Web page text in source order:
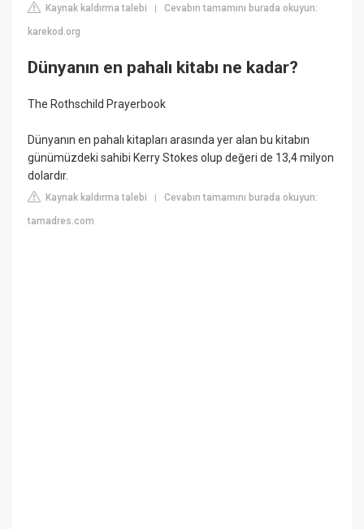
Kaynak kaldırma talebi |Cevabın tamamını burada okuyun:
karekod.org
Dünyanın en pahalı kitabı ne kadar?
The Rothschild Prayerbook
Dünyanın en pahalı kitapları arasında yer alan bu kitabın
günümüzdeki sahibi Kerry Stokes olup değeri de 13,4 milyon
dolardır.
Kaynak kaldırma talebi |Cevabın tamamını burada okuyun:
tamadres.com